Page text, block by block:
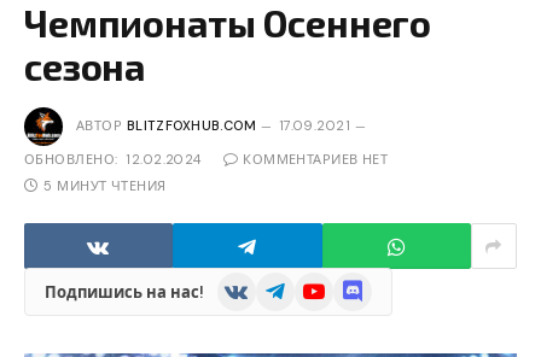
Чемпионаты Осеннего
сезона
АВТОР BLITZFOXHUB.COM 17.09.2021
ОБНОВЛЕНО: 12.02.2024
КОММЕНТАРИЕВ НЕТ
5 МИНУТ ЧТЕНИЯ
Подпишись на нас! VKontakteTelegramYouTubeDiscord